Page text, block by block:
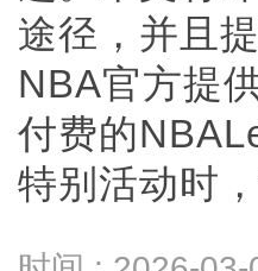
途径，并且
NBA官方提
付费的
特别活动时